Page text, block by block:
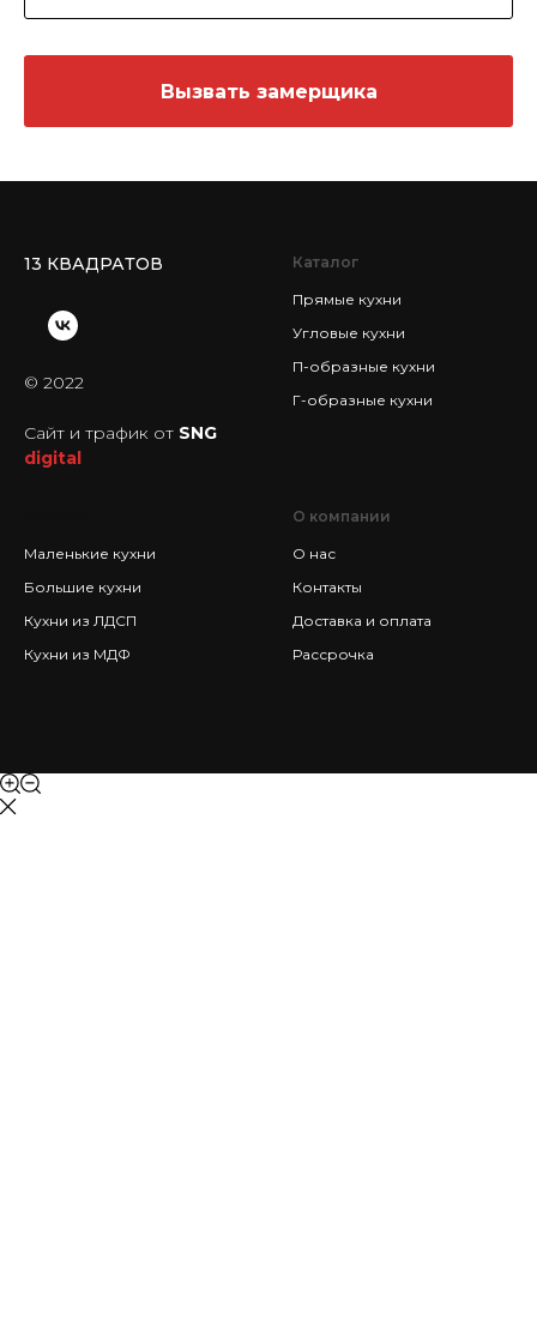
Вызвать замерщика
13 КВАДРАТОВ
© 2022
Сайт и трафик от SNG
digital
Каталог
Прямые кухни
Угловые кухни
П-образные кухни
Г-образные кухни
Маленькие кухни
Большие кухни
Кухни из ЛДСП
Кухни из МДФ
О компании
О нас
Контакты
Доставка и оплата
Рассрочка